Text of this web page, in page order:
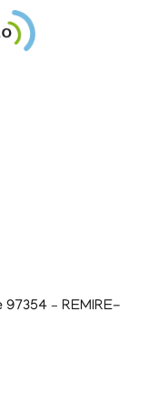
– REMIRE-